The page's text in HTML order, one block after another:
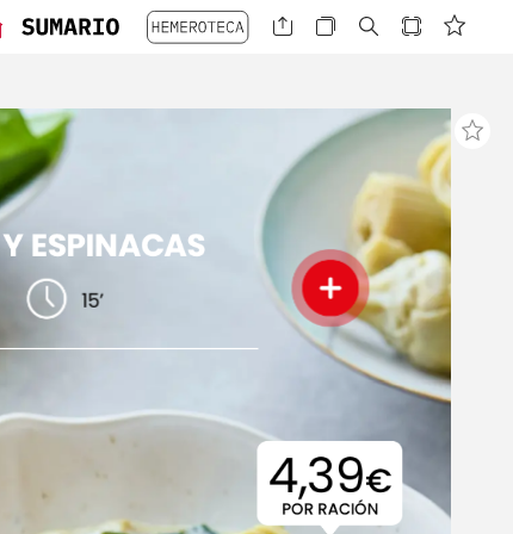
YESPINACAS
15’
4,39€
POR RACIÓN